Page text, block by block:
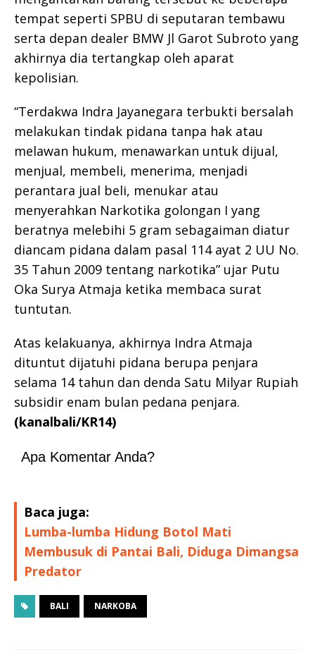
tempat seperti SPBU di seputaran tembawu
serta depan dealer BMW Jl Garot Subroto yang
akhirnya dia tertangkap oleh aparat
kepolisian.
“Terdakwa Indra Jayanegara terbukti bersalah
melakukan tindak pidana tanpa hak atau
melawan hukum, menawarkan untuk dijual,
menjual, membeli, menerima, menjadi
perantara jual beli, menukar atau
menyerahkan Narkotika golongan I yang
beratnya melebihi 5 gram sebagaiman diatur
diancam pidana dalam pasal 114 ayat 2 UU No.
35 Tahun 2009 tentang narkotika” ujar Putu
Oka Surya Atmaja ketika membaca surat
tuntutan.
Atas kelakuanya, akhirnya Indra Atmaja
dituntut dijatuhi pidana berupa penjara
selama 14 tahun dan denda Satu Milyar Rupiah
subsidir enam bulan pedana penjara.
(kanalbali/KR14)
Apa Komentar Anda?
Baca juga:
Lumba-lumba Hidung Botol Mati
Membusuk di Pantai Bali, Diduga Dimangsa
Predator
BALI NARKOBA